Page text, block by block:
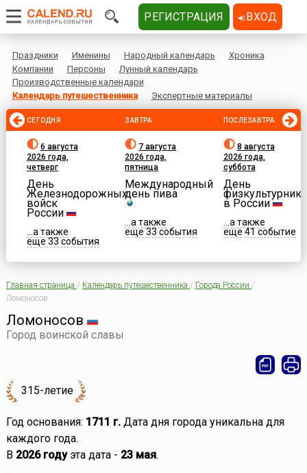
Праздники Именины Народный календарь
Хроника
Компании
Персоны
Лунный календарь
Производственные календари
Календарь путешественника
Экспертные материалы
СЕГОДНЯ
6 августа
2026 года,
четверг
День
Железнодорожных
войск
России
...а также
еще 33 события
ЗАВТРА
7 августа
2026 года,
пятница
Международный
день пива
...а также
еще 33 события
ПОСЛЕЗАВТРА
8 августа
2026 года,
суббота
День
физкультурника
в России
...а также
еще 41 событие
Главная страница / Календарь путешественника / Города России /
Ломоносов
Ломоносов
Город воинской славы
315-летие
Год основания: 1711 г.Дата дня города уникальна для
каждого года.
В 2026 годуэта дата - 23 мая.
РЕГИСТРАЦИЯ ВХОД